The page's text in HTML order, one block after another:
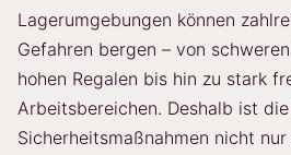
Lagerumgebungen können
Gefahren bergen – von
hohen Regalen bis hin zu stark
Arbeitsbereichen. Deshalb ist
Sicherheitsmaßnahmen nicht